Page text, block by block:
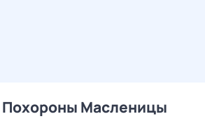
Похороны Масленицы